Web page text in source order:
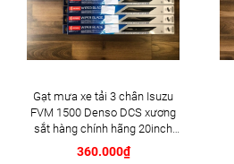
Gạt mưa xe tải 3 chân Isuzu
FVM 1500 Denso DCS xương
sắt hàng chính hãng 20inch
20inch 20inch - Bộ 3 cái
360.000₫